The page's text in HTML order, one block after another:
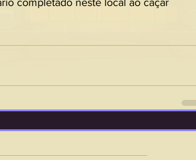
completado neste local ao caçar